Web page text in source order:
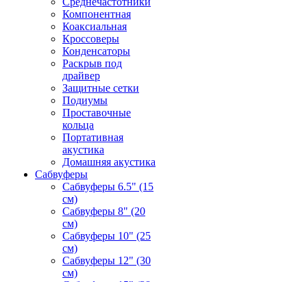
Компонентная
Коаксиальная
Кроссоверы
Конденсаторы
Раскрыв под
драйвер
Защитные сетки
Подиумы
Проставочные
кольца
Портативная
акустика
Домашняя акустика
Сабвуферы
Сабвуферы 6.5" (15
см)
Сабвуферы 8" (20
см)
Сабвуферы 10" (25
см)
Сабвуферы 12" (30
см)